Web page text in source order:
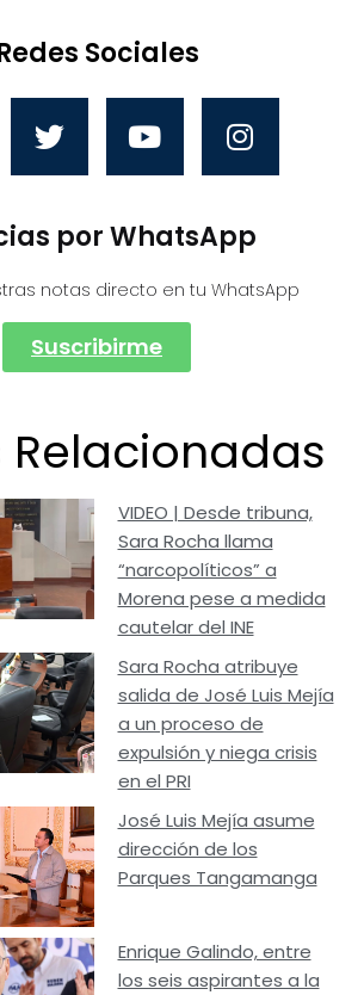
Sociales
por WhatsApp
notas directo en tu WhatsApp
Suscribirme
Relacionadas
VIDEO | Desde tribuna,
Sara Rocha llama
“narcopolíticos” a
Morena pese a medida
cautelar del INE
Sara Rocha atribuye
salida de José Luis Mejía
a un proceso de
expulsión y niega crisis
en el PRI
José Luis Mejía asume
dirección de los
Parques Tangamanga
Enrique Galindo, entre
los seis aspirantes a la